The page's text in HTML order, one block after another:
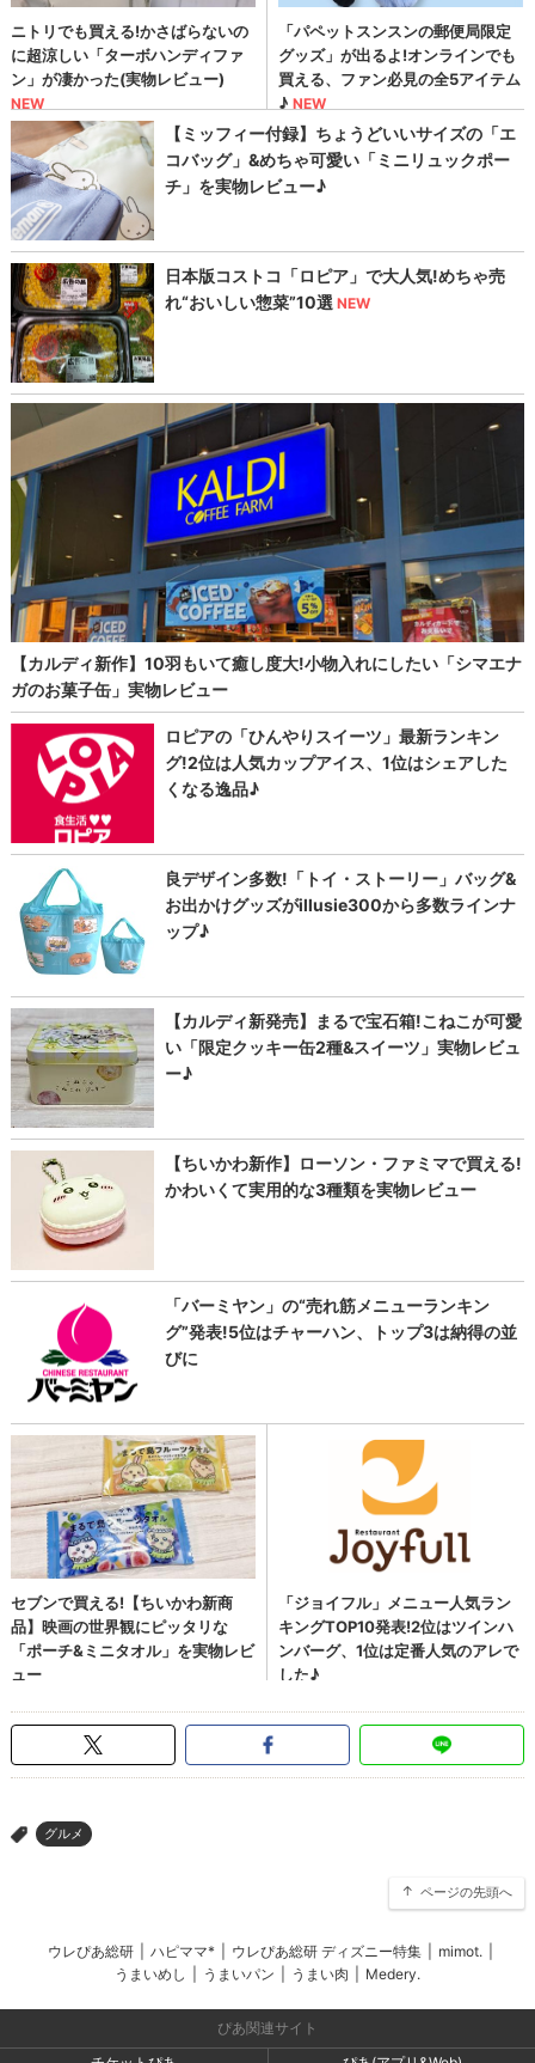
> グルメ
ページの先頭へ
ウレぴあ総研 ハピママ* ウレぴあ総研 ディズニー特集 mimot.
うまいめし
うまいパン うまい肉 Medery.
ぴあ関連サイト